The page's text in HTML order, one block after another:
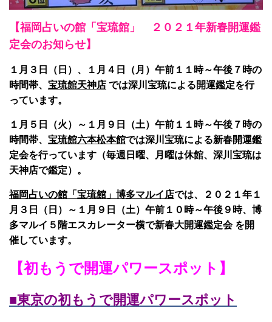
【福岡占いの館「宝琉館」 ２０２１年新春開運鑑
定会のお知らせ】
１月３日（日）、１月４日（月）午前１１時～午後７時の
時間帯、 宝琉館天神店 では深川宝琉による開運鑑定を行
っています。
１月５日（火）～１月９日（土）午前１１時～午後７時の
時間帯、 宝琉館六本松本館では深川宝琉による新春開運鑑
定会を行っています（毎週日曜、月曜は休館、深川宝琉は
天神店で鑑定）。
福岡占いの館「宝琉館」博多マルイ店では、２０２１年１
月３日（日）～１月９日（土）午前１０時～午後９時、博
多マルイ５階エスカレーター横で新春大開運鑑定会 を開
催しています。
【初もうで開運パワースポット】
■東京の初もうで開運パワースポット